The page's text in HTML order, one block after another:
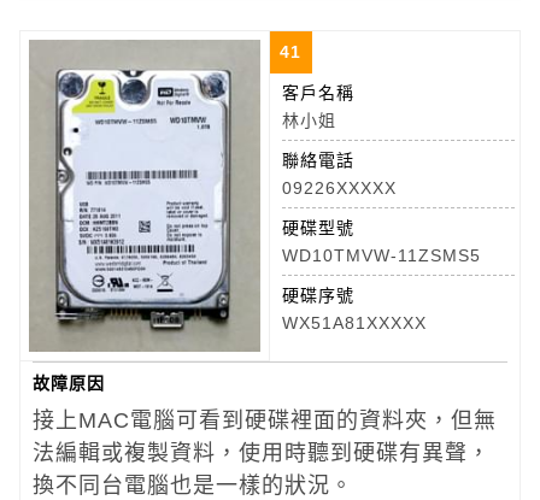
41
客戶名稱
林小姐
聯絡電話
09226XXXXX
硬碟型號
WD10TMVW-11ZSMS5
硬碟序號
WX51A81XXXXX
故障原因
接上MAC電腦可看到硬碟裡面的資料夾，但無
法編輯或複製資料，使用時聽到硬碟有異聲，
換不同台電腦也是一樣的狀況。